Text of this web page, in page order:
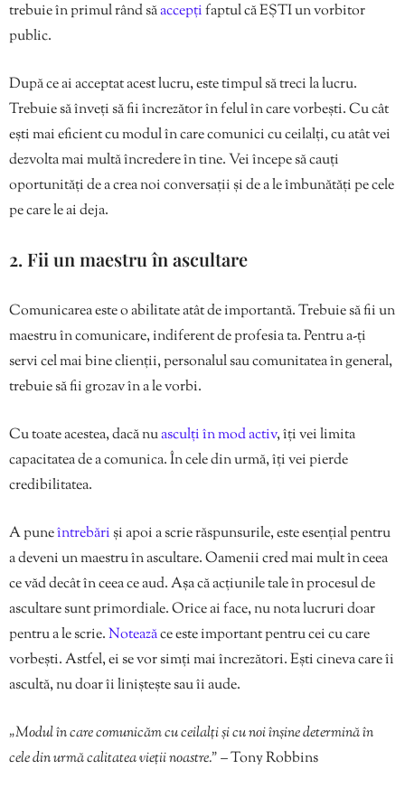
trebuie în primul rând săaccepțifaptul că EȘTI un vorbitor
public.
După ce ai acceptat acest lucru, este timpul să treci la lucru.
Trebuie să înveți să fii încrezător în felul în care vorbești. Cu cât
ești mai eficient cu modul în care comunici cu ceilalți, cu atât vei
dezvolta mai multă încredere în tine. Vei începe să cauți
oportunități de a crea noi conversații și de a le îmbunătăți pe cele
pe care le ai deja.
2. Fii un maestru în ascultare
Comunicarea este o abilitate atât de importantă. Trebuie să fii un
maestru în comunicare, indiferent de profesia ta. Pentru a-ți
servi cel mai bine clienții, personalul sau comunitatea în general,
trebuie să fii grozav în a le vorbi.
Cu toate acestea, dacă nuasculți în mod activ, îți vei limita
capacitatea de a comunica. În cele din urmă, îți vei pierde
credibilitatea.
A puneîntrebăriși apoi a scrie răspunsurile, este esențial pentru
a deveni un maestru în ascultare. Oamenii cred mai mult în ceea
ce văd decât în ​​ceea ce aud. Așa că acțiunile tale în procesul de
ascultare sunt primordiale. Orice ai face, nu nota lucruri doar
pentru a le scrie.Noteazăce este important pentru cei cu care
vorbești. Astfel, ei se vor simți mai încrezători. Ești cineva care îi
ascultă, nu doar îi liniștește sau îi aude.
„Modul în care comunicăm cu ceilalți și cu noi înșine determină în
cele din urmă calitatea vieții noastre.”– Tony Robbins